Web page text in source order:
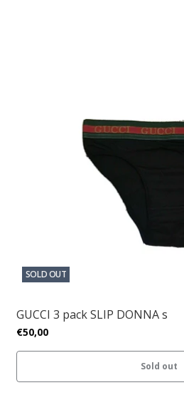
SOLD OUT
GUCCI 3 pack SLIP DONNA s
€50,00
Sold out